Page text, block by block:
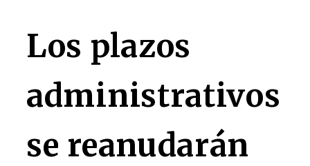
Los plazos
administrativos
se reanudarán